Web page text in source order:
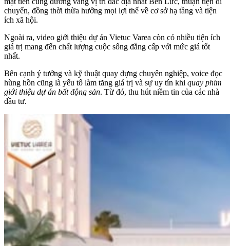
chuyển, đồng thời thừa hưởng mọi lợi thế về cơ sở hạ tầng và tiện
ích xã hội.
Ngoài ra, video giới thiệu dự án Vietuc Varea còn có nhiều tiện ích
giá trị mang đến chất lượng cuộc sống đẳng cấp với mức giá tốt
nhất.
Bên cạnh ý tưởng và kỹ thuật quay dựng chuyên nghiệp, voice đọc
hùng hồn cũng là yếu tố làm tăng giá trị và sự uy tín khi quay phim
giới thiệu dự án bất động sản. Từ đó, thu hút niềm tin của các nhà
đầu tư.